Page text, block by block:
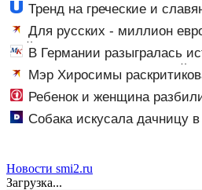
Тренд на греческие и
ЗАГСе назвали самые редкие
Для русских - миллион
Вайкуле продает особняк в
В Германии разыгралась
беспилотника с взрывчаткой
Мэр Хиросимы
бомбардировки, не
Ребенок и женщина
Приладожье
Собака искусала дачницу
Новости smi2.ru
Загрузка...